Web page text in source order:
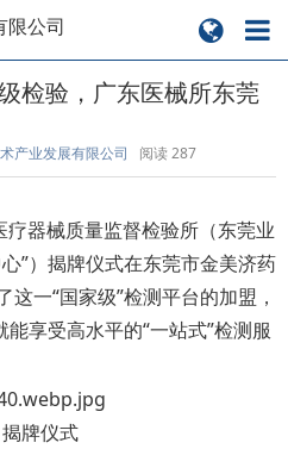
检验，广东医械所东莞
产业发展有限公司 阅读287
器械质量监督检验所（东莞业
”）揭牌仪式在东莞市金美济药
一“国家级”检测平台的加盟，
享受高水平的“一站式”检测服
仪式